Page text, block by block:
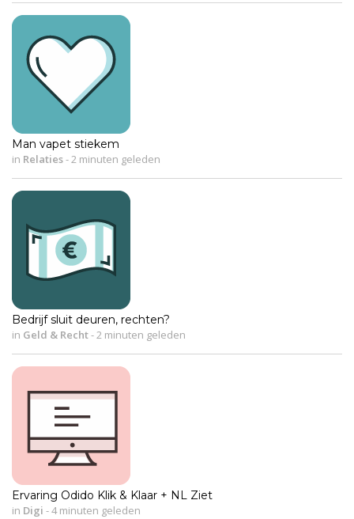
Man vapet stiekem
in Relaties-2 minuten geleden
Bedrijf sluit deuren, rechten?
in Geld & Recht-2 minuten geleden
Ervaring Odido Klik & Klaar + NL Ziet
in Digi -4 minuten geleden